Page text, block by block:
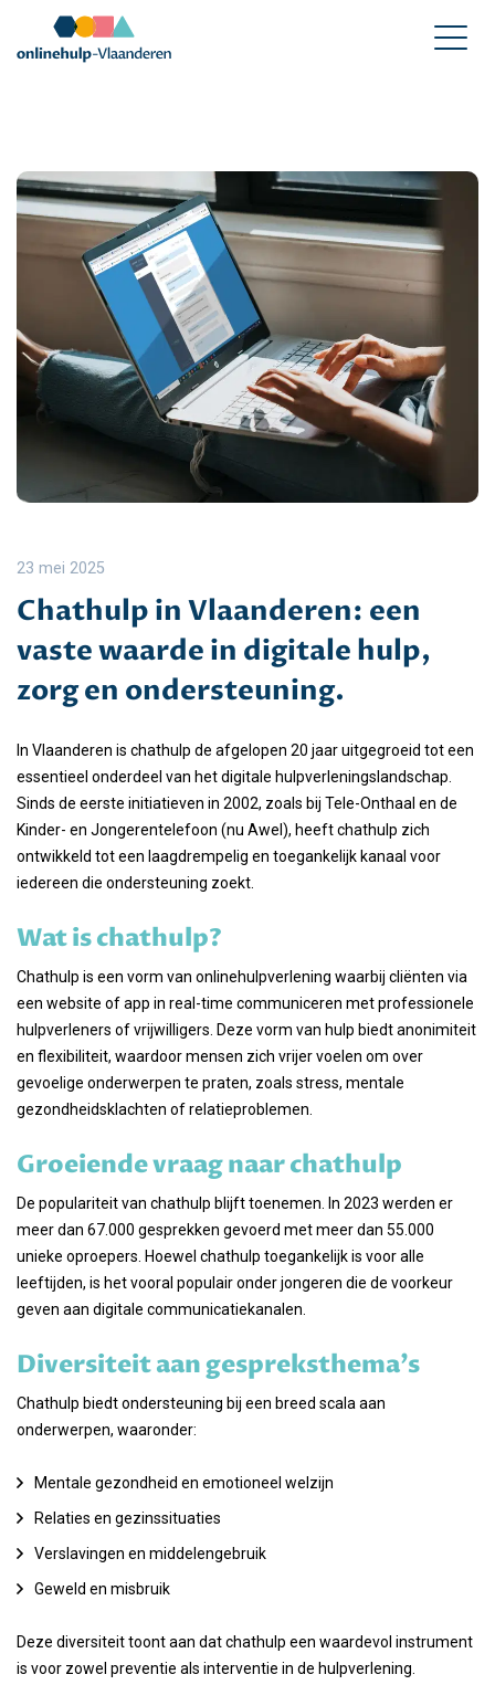
23 mei 2025
Chathulp in Vlaanderen: een
vaste waarde in digitale hulp,
zorg en ondersteuning.
In Vlaanderen is chathulp de afgelopen 20 jaar uitgegroeid tot een
essentieel onderdeel van het digitale hulpverleningslandschap.
Sinds de eerste initiatieven in 2002, zoals bij Tele-Onthaal en de
Kinder- en Jongerentelefoon (nu Awel), heeft chathulp zich
ontwikkeld tot een laagdrempelig en toegankelijk kanaal voor
iedereen die ondersteuning zoekt.
Wat is chathulp?
Chathulp is een vorm van onlinehulpverlening waarbij cliënten via
een website of app in real-time communiceren met professionele
hulpverleners of vrijwilligers. Deze vorm van hulp biedt anonimiteit
en flexibiliteit, waardoor mensen zich vrijer voelen om over
gevoelige onderwerpen te praten, zoals stress, mentale
gezondheidsklachten of relatieproblemen.
Groeiende vraag naar chathulp
De populariteit van chathulp blijft toenemen. In 2023 werden er
meer dan 67.000 gesprekken gevoerd met meer dan 55.000
unieke oproepers. Hoewel chathulp toegankelijk is voor alle
leeftijden, is het vooral populair onder jongeren die de voorkeur
geven aan digitale communicatiekanalen.
Diversiteit aan gespreksthema's
Chathulp biedt ondersteuning bij een breed scala aan
onderwerpen, waaronder:
Mentale gezondheid en emotioneel welzijn
Relaties en gezinssituaties
Verslavingen en middelengebruik
Geweld en misbruik
Deze diversiteit toont aan dat chathulp een waardevol instrument
is voor zowel preventie als interventie in de hulpverlening.